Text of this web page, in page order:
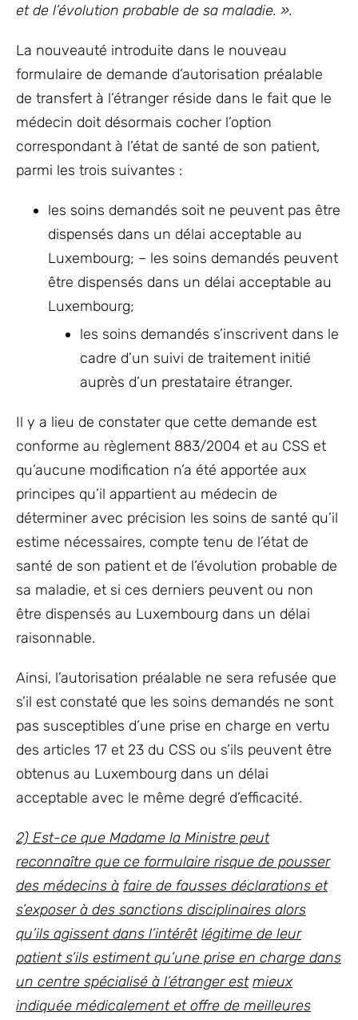
et de l’évolution probable de sa maladie. ».
La nouveauté introduite dans le nouveau
formulaire de demande d’autorisation préalable
de transfert à l’étranger réside dans le fait que le
médecin doit désormais cocher l’option
correspondant à l’état de santé de son patient,
parmi les trois suivantes :
les soins demandés soit ne peuvent pas être
dispensés dans un délai acceptable au
Luxembourg; – les soins demandés peuvent
être dispensés dans un délai acceptable au
Luxembourg;
les soins demandés s’inscrivent dans le
cadre d’un suivi de traitement initié
auprès d’un prestataire étranger.
Il y a lieu de constater que cette demande est
conforme au règlement 883/2004 et au CSS et
qu’aucune modification n’a été apportée aux
principes qu’il appartient au médecin de
déterminer avec précision les soins de santé qu’il
estime nécessaires, compte tenu de l’état de
santé de son patient et de l’évolution probable de
sa maladie, et si ces derniers peuvent ou non
être dispensés au Luxembourg dans un délai
raisonnable.
Ainsi, l’autorisation préalable ne sera refusée que
s’il est constaté que les soins demandés ne sont
pas susceptibles d’une prise en charge en vertu
des articles 17 et 23 du CSS ou s’ils peuvent être
obtenus au Luxembourg dans un délai
acceptable avec le même degré d’efficacité.
2) Est-ce que Madame la Ministre peut
reconnaître que ce formulaire risque de pousser
des médecins à faire de fausses déclarations et
s’exposer à des sanctions disciplinaires alors
qu’ils agissent dans l’intérêt légitime de leur
patient s’ils estiment qu’une prise en charge dans
un centre spécialisé à l’étranger est mieux
indiquée médicalement et offre de meilleures